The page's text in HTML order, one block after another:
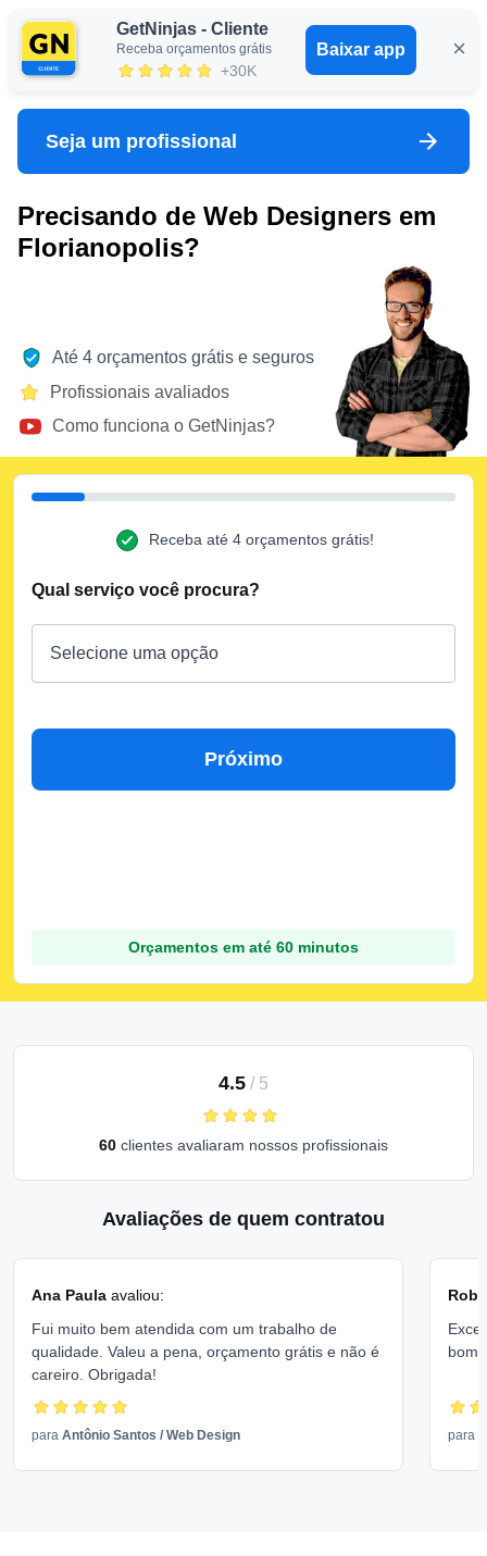
GetNinjas - Cliente
Receba orçamentos grátis
+30K
Baixar app
Entrar
Seja um profissional
Precisando de Web Designers em
Florianopolis?
Até 4 orçamentos grátis e seguros
Profissionais avaliados
Como funciona o GetNinjas?
Receba até 4 orçamentos grátis!
Qual serviço você procura?
Próximo
Orçamentos em até 60 minutos
4.5 / 5
60 clientes avaliaram nossos profissionais
Avaliações de quem contratou
Ana Paula avaliou:
Fui muito bem atendida com um trabalho de
qualidade. Valeu a pena, orçamento grátis e não é
careiro. Obrigada!
para Antônio Santos / Web Design
bom
para